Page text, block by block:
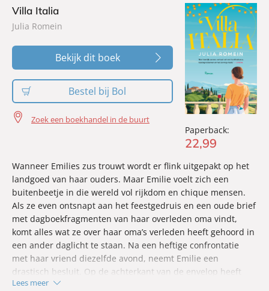
het meteen warm van de superknappe bakker en kan zich
nog maar met moeite op zijn baksels concentreren. Gelukkig
heeft hij klasgenoot Sam om het hoofd koel te houden.
Als Jamin merkt dat de sterbakker hem óók interessant
vindt, gaat het snel. Raphäel roept Jamin bij zich na een van
zijn lessen. Als Raphäel hem en Sam uitnodigt voor een
gastcollege in Parijs, lijkt Jamin zijn droom te leven. Met
niets te verliezen besluit hij op het aanbod in te gaan.
Maar kan hij zijn aandacht bij de lessen houden, of
zit Raphäel te veel in zijn gedachten om een meesterbakker
Paperback:
22,99
Villa Italia
Julia Romein
Bekijk dit boek
Bestel bij Bol
Zoek een boekhandel in de buurt
Wanneer Emilies zus trouwt wordt er flink uitgepakt op het
landgoed van haar ouders. Maar Emilie voelt zich een
buitenbeetje in die wereld vol rijkdom en chique mensen.
Als ze even ontsnapt aan het feestgedruis en een oude brief
met dagboekfragmenten van haar overleden oma vindt,
komt alles wat ze over haar oma’s verleden heeft gehoord in
een ander daglicht te staan. Na een heftige confrontatie
met haar vriend diezelfde avond, neemt Emilie een
drastisch besluit. Op de achterkant van de envelop heeft
haar oma een adres in Umbrië opgeschreven, en met het
Lees meer